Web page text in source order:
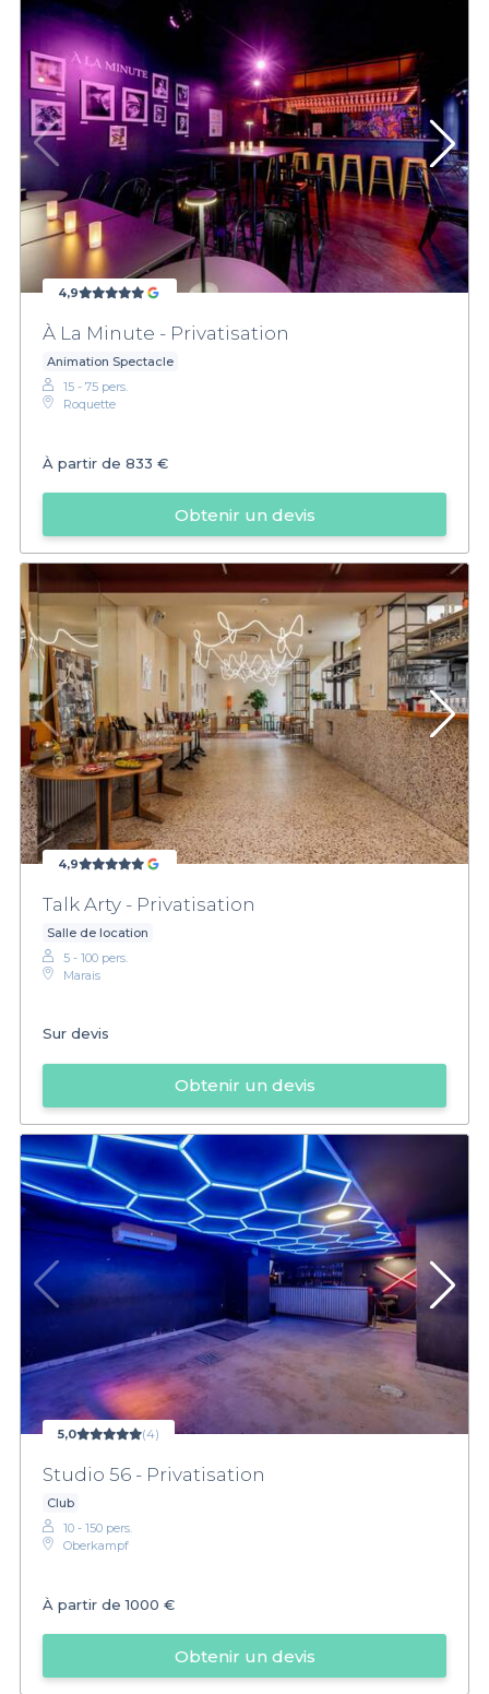
4,9
À La Minute - Privatisation
Animation Spectacle
15 - 75 pers.
Roquette
À partir de 833 €
Obtenir un devis
4,9
Talk Arty - Privatisation
Salle de location
5 - 100 pers.
Marais
Sur devis
Obtenir un devis
5,0 (4)
Studio 56 - Privatisation
Club
10 - 150 pers.
Oberkampf
À partir de1000 €
Obtenir un devis